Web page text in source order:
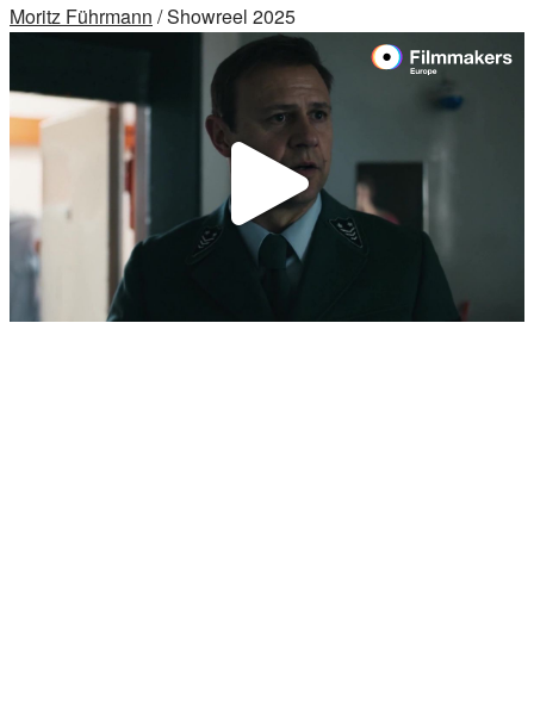
Moritz Führmann / Showreel 2025
Video